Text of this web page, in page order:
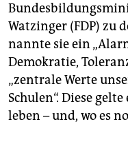
Watzinger (FDP) zu
nannte sie ein
Demokratie,
„zentrale Werte
Schulen“. Diese
leben – und, wo es